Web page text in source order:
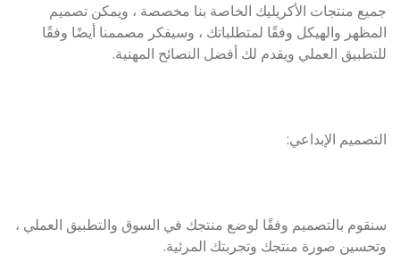
جميع منتجات الأكريليك الخاصة بنا مخصصة ، ويمكن تصميم
المظهر والهيكل وفقًا لمتطلباتك ، وسيفكر مصممنا أيضًا وفقًا
للتطبيق العملي ويقدم لك أفضل النصائح المهنية.
التصميم الإبداعي:
سنقوم بالتصميم وفقًا لوضع منتجك في السوق والتطبيق العملي ،
وتحسين صورة منتجك وتجربتك المرئية.